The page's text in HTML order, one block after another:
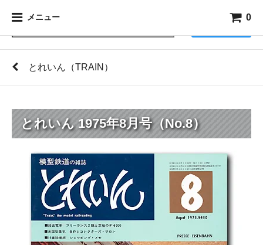
メニュー 0
とれいん（TRAIN）
とれいん 1975年8月号（No.8）